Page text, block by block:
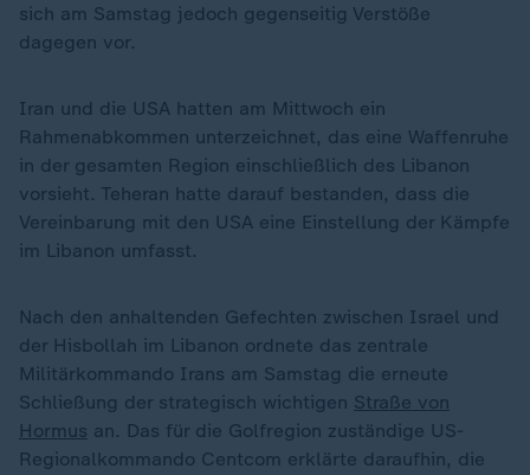
sich am Samstag jedoch gegenseitig Verstöße
dagegen vor.
Iran und die USA hatten am Mittwoch ein
Rahmenabkommen unterzeichnet, das eine Waffenruhe
in der gesamten Region einschließlich des Libanon
vorsieht. Teheran hatte darauf bestanden, dass die
Vereinbarung mit den USA eine Einstellung der Kämpfe
im Libanon umfasst.
Nach den anhaltenden Gefechten zwischen Israel und
der Hisbollah im Libanon ordnete das zentrale
Militärkommando Irans am Samstag die erneute
Schließung der strategisch wichtigen Straße von
Hormus an. Das für die Golfregion zuständige US-
Regionalkommando Centcom erklärte daraufhin, die